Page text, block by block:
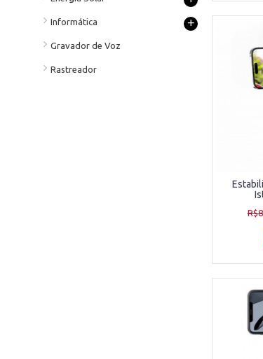
Informática +
Gravador de Voz
Rastreador